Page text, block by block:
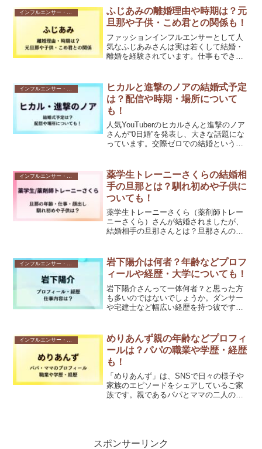
は、ひろぴーファミリーが住んでる場所
や...
インフルエンサー・Youtuber
ふじあみの離婚理由や時期は？元
旦那や子供・こめ君との関係も！
ファッションインフルエンサーとして人
気なふじあみさんは実は若くして結婚・
離婚を経験されています。仕事もできて
みさんの離婚理由や子供など家族のこ
と、こめ君との関係などにつ...
ヒカルと進撃のノアの結婚式予定
は？配信や時期・場所について
も！
人気YouTuberのヒカルさんと進撃のノア
さんが“0日婚”を発表し、大きな話題にな
っています。交際ゼロでの結婚という大
れるのかや、行われる場合の時期・場
所・内容ですよ...
インフルエンサー・Youtuber
薬学生トレーニーさくらの結婚相
手の旦那とは？馴れ初めや子供に
ついても！
薬学生トレーニーさくら（薬剤師トレー
ニーさくら）さんが結婚されましたが、
結婚相手の旦那さんとは？旦那さんの年
さくら（薬剤師トレーニーさくら）さん
と結婚相手の旦那さんの出...
インフルエンサー・Youtuber
岩下陽介は何者？年齢などプロフ
ィールや経歴・大学についても！
岩下陽介さんって一体何者？と思った方
も多いのではないでしょうか。ダンサー
や宅建士など幅広い経歴を持つ彼です
トカードを私的に使用していた疑惑。こ
の記事では、岩下陽介さんの...
めりあんず親の年齢などプロフィ
ールは？パパの職業や学歴・経歴
も！
「めりあんず」は、SNSで日々の様子や
家族のエピソードをシェアしているご家
族です。親であるパパとママの二人の絶
スポンサーリンク